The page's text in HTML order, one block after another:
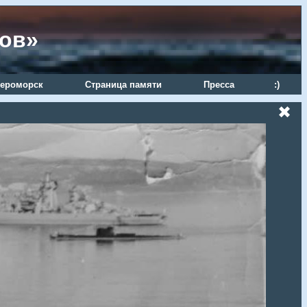
Страница памяти Пресса :)
✖